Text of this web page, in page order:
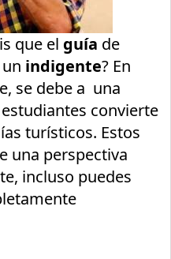
que el guía de
indigente? En
se debe a una
convierte
turísticos. Estos
una perspectiva
incluso puedes